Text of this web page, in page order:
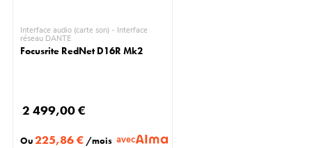
Interface audio (carte son) - Interface
réseau DANTE
Focusrite RedNet D16R Mk2
2 499,00 €
Ou225,86 € /mois avec